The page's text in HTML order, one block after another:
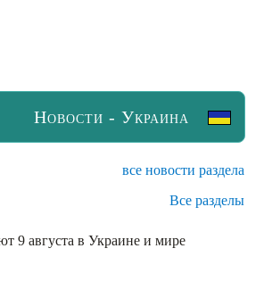
Новости - Украина
все новости раздела
Все разделы
9 августа в Украине и мире